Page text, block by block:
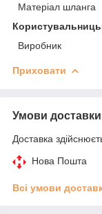
Матеріал шланга
Виробник
Приховати
Умови доставки
Доставка
Нова Пошта
Всі умови